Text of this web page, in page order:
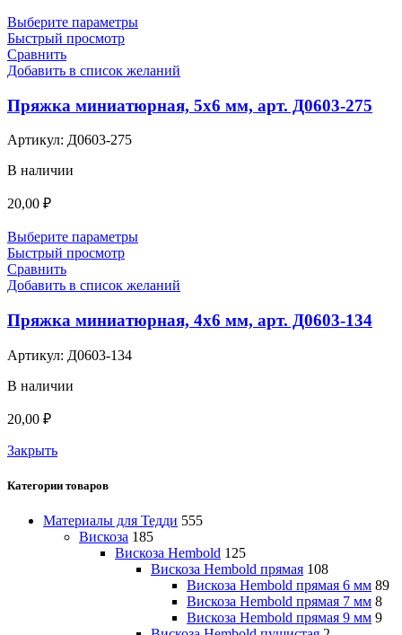
Выберите параметры
Быстрый просмотр
Сравнить
Добавить в список желаний
Пряжка миниатюрная, 5х6 мм, арт. Д0603-275
Артикул: Д0603-275
В наличии
20,00 ₽
Выберите параметры
Быстрый просмотр
Сравнить
Добавить в список желаний
Пряжка миниатюрная, 4х6 мм, арт. Д0603-134
Артикул: Д0603-134
В наличии
20,00 ₽
Закрыть
Категории товаров
Материалы для Тедди 555
Вискоза 185
Вискоза Hembold 125
Вискоза Hembold прямая 108
Вискоза Hembold прямая 6 мм 89
Вискоза Hembold прямая 7 мм 8
Вискоза Hembold прямая 9 мм 9